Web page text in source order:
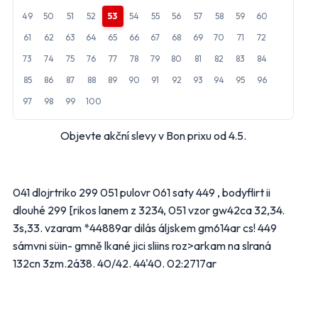
49
50 51 52 53 54 55 56 57 58 59
60
61
62 63 64 65 66 67 68 69 70 71
72
73
74 75 76 77 78 79 80 81 82 83
84
85
86 87 88 89 90 91 92 93 94 95
96
97
98 99 100
Objevte akční slevy v Bon prixu od 4.5.
041 dlojrtriko 299 051 pulovr 061 saty 449 , bodyflirt ii
dlouhé 299 [rikos lanem z 3234, 051 vzor gw42ca 32,34.
3s,33. vzaram *44889ar dilás áljskem gm614ar cs! 449
sámvni süin- gmně lkané jici sliins roz>arkam na slraná
132cn 3zm.2á38. 40/42. 44'40. 02:2717ar
Bydlení, zahrada
Sport
Pro děti, hračky
Lékárny
Auto moto
Ostatní supermarkety